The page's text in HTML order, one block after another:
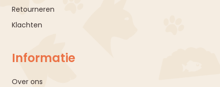
Retourneren
Klachten
Informatie
Over ons